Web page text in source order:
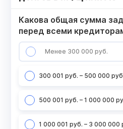
Какова общая сумма
перед всеми
Менее 300 000 руб.
300 001 руб. – 500 000
500 001 руб. – 1 000 000
1 000 001 руб. – 3 000 000